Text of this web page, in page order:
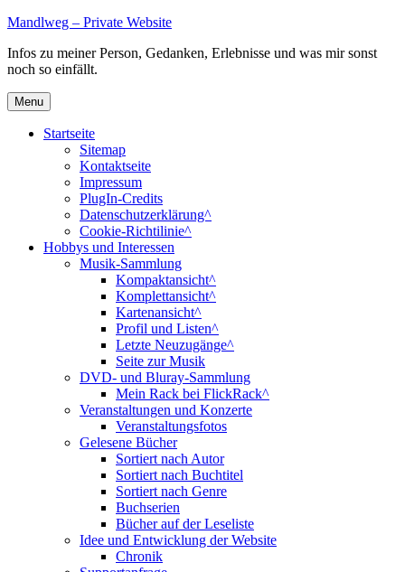
Skip
content
Mandlweg – Private Website
Infos zu meiner Person, Gedanken, Erlebnisse und was mir sonst
noch so einfällt.
Menu
Startseite
Sitemap
Kontaktseite
Impressum
PlugIn-Credits
Datenschutzerklärung^
Cookie-Richtilinie^
Hobbys und Interessen
Musik-Sammlung
Kompaktansicht^
Komplettansicht^
Kartenansicht^
Profil und Listen^
Letzte Neuzugänge^
Seite zur Musik
DVD- und Bluray-Sammlung
Mein Rack bei FlickRack^
Veranstaltungen und Konzerte
Veranstaltungsfotos
Gelesene Bücher
Sortiert nach Autor
Sortiert nach Buchtitel
Sortiert nach Genre
Buchserien
Bücher auf der Leseliste
Idee und Entwicklung der Website
Chronik